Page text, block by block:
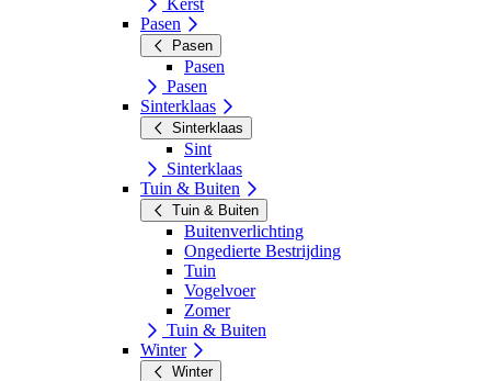
Pasen
Pasen
Pasen
Pasen
Sinterklaas
Sinterklaas
Sint
Sinterklaas
Tuin & Buiten
Tuin & Buiten
Buitenverlichting
Ongedierte Bestrijding
Tuin
Vogelvoer
Zomer
Tuin & Buiten
Winter
Winter